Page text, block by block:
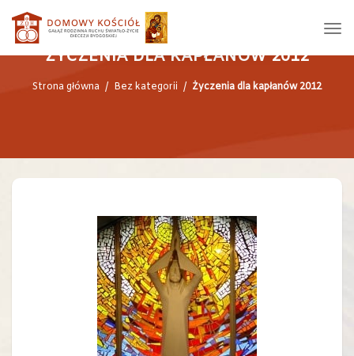
ŻYCZENIA DLA KAPŁANÓW 2012
Strona główna / Bez kategorii / Życzenia dla kapłanów 2012